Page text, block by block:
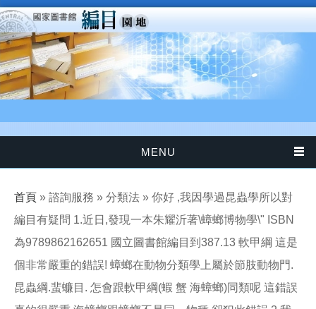
移至主內容
MENU
您在這裡
首頁 » 諮詢服務 » 分類法 » 你好 ,我因學過昆蟲學所以對
編目有疑問 1.近日,發現一本朱耀沂著\蟑螂博物學\" ISBN
為9789862162651 國立圖書館編目到387.13 軟甲綱 這是
個非常嚴重的錯誤! 蟑螂在動物分類學上屬於節肢動物門.
昆蟲綱.蜚蠊目. 怎會跟軟甲綱(蝦 蟹 海蟑螂)同類呢 這錯誤